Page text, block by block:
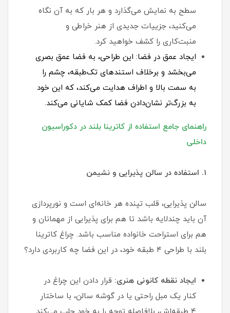
سطح به نمایش می‌گذارد و هر بار که به آن نگاه
می‌کنید، جزییات جدیدی از هنر خراطی و
منبت‌کاری را کشف خواهید کرد.
ایجاد عمق در فضا: این طراحی، به فضا عمق بصری
می‌بخشد و برخلاف استندهای تک‌طبقه، چشم را
به سمت بالا و اطراف هدایت می‌کند، که این خود
به بزرگ‌تر نشان‌دادن فضا کمک شایانی می‌کند.
راهنمای جامع استفاده از کاترینا بلند در دکوراسیون
داخلی
۱. استفاده در سالن پذیرایی و نشیمن
سالن پذیرایی، قلب تپنده هر خانه‌ای است و نورپردازی
آن باید چندلایه باشد تا هم برای پذیرایی از مهمانان و
هم برای استراحت خانواده مناسب باشد. چراغ کاترینا
بلند با طراحی ۴ طبقه خود، در این فضا چه کاربردی دارد؟
ایجاد نقطه کانونی هنری: قرار دادن این چراغ در
کنار یک مبل راحتی یا در گوشه سالن، با ساختار